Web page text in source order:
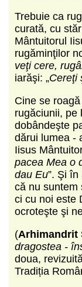
Trebuie ca
curată, cu
Mântuitorul
rugăminţilor
veţi cere,
iarăşi: „Cereţi
Cine se
rugăciunii, pe
dobândeşte
dărui lumea -
Iisus
pacea Mea o
dau Eu”. Şi
că nu suntem
ci cu noi este
ocroteşte şi
(Arhimandrit
dragostea -
doua,
Tradiția